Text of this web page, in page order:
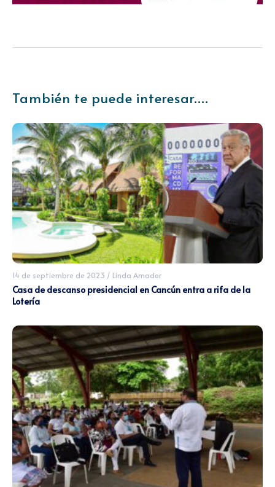
También te puede interesar....
14 de septiembre de 2023 / Linda Amador
Casa de descanso presidencial en Cancún entra a rifa de la
Lotería